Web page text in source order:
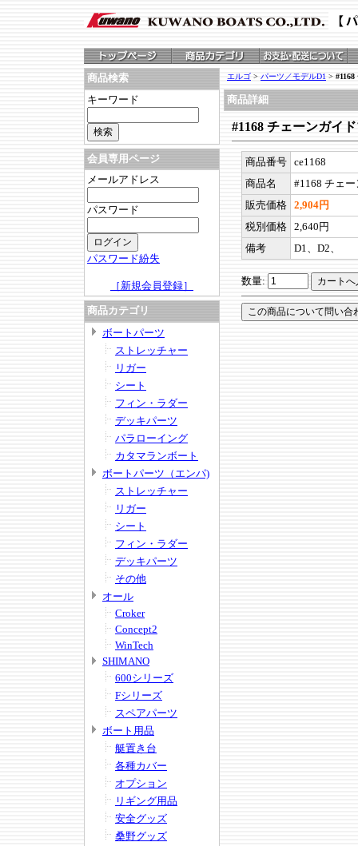
商品検索
キーワード
会員専用ページ
メールアドレス
パスワード
パスワード紛失
［新規会員登録］
商品カテゴリ
ボートパーツ
ストレッチャー
リガー
シート
フィン・ラダー
デッキパーツ
パラローイング
カタマランボート
ボートパーツ（エンパ)
ストレッチャー
リガー
シート
フィン・ラダー
デッキパーツ
その他
オール
Croker
Concept2
WinTech
SHIMANO
600シリーズ
Fシリーズ
スペアパーツ
ボート用品
艇置き台
各種カバー
オプション
リギング用品
安全グッズ
桑野グッズ
エルゴ > パーツ／モデルD1 >
商品詳細
#1168 チェーンガイ
商品番号 ce1168
商品名
#1168 チェ
販売価格 2,904円
税別価格 2,640円
備考
D1、D2、
数量: